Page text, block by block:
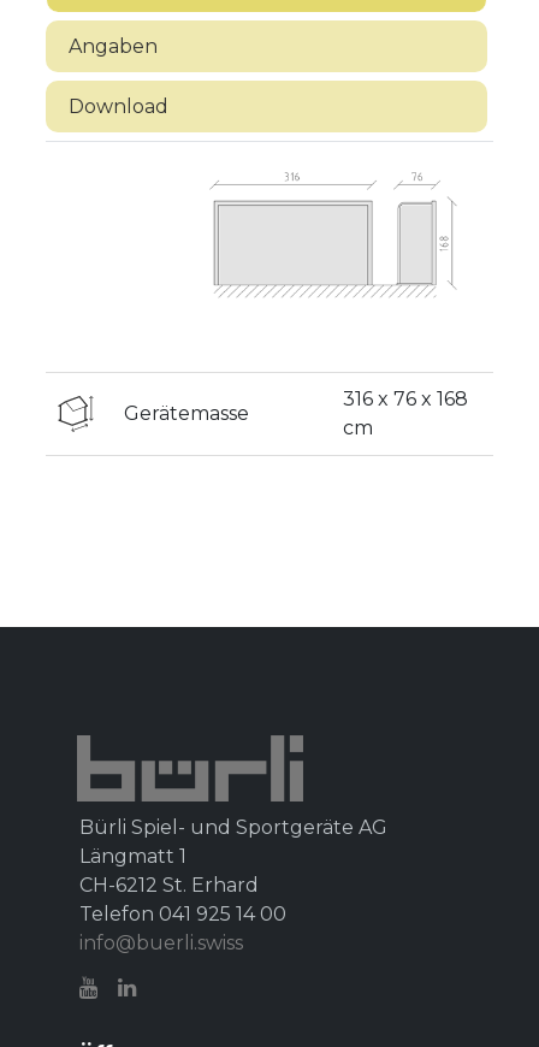
Angaben
Download
Gerätemasse
316 x 76 x 168
cm
Bürli Spiel- und Sportgeräte AG
Längmatt 1
CH-6212 St. Erhard
Telefon 041 925 14 00
info@buerli.swiss